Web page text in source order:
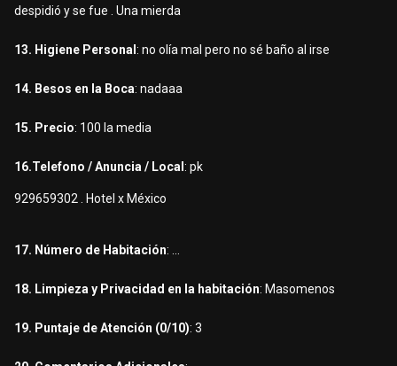
despidió y se fue . Una mierda
13. Higiene Personal : no olía mal pero no sé baño al irse
14. Besos en la Boca: nadaaa
15. Precio: 100 la media
16.Telefono / Anuncia / Local : pk
929659302 . Hotel x México
17. Número de Habitación: ...
18. Limpieza y Privacidad en la habitación: Masomenos
19. Puntaje de Atención (0/10): 3